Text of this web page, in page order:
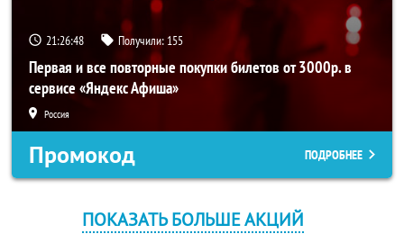
21:26:47 Получили: 155
Первая и все повторные покупки билетов от 3000р. в
сервисе «Яндекс Афиша»
Россия
Промокод ПОДРОБНЕЕ
ПОКАЗАТЬ БОЛЬШЕ АКЦИЙ